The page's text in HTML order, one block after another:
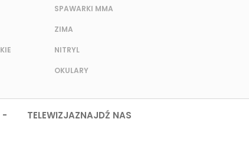
SPAWARKI MMA
ZIMA
NITRYL
OKULARY
ZNAJDŹ NAS